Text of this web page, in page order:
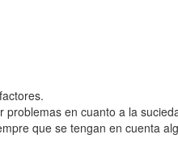
en cuanto a la
que se tengan en cuenta